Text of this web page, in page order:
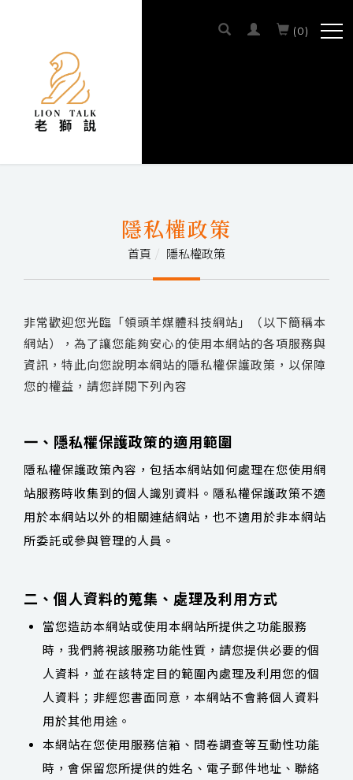
(0)
隱私權政策
首頁 隱私權政策
非常歡迎您光臨「領頭羊媒體科技網站」（以下簡稱本
網站），為了讓您能夠安心的使用本網站的各項服務與
資訊，特此向您說明本網站的隱私權保護政策，以保障
您的權益，請您詳閱下列內容
一、隱私權保護政策的適用範圍
隱私權保護政策內容，包括本網站如何處理在您使用網
站服務時收集到的個人識別資料。隱私權保護政策不適
用於本網站以外的相關連結網站，也不適用於非本網站
所委託或參與管理的人員。
二、個人資料的蒐集、處理及利用方式
當您造訪本網站或使用本網站所提供之功能服務
時，我們將視該服務功能性質，請您提供必要的個
人資料，並在該特定目的範圍內處理及利用您的個
人資料；非經您書面同意，本網站不會將個人資料
用於其他用途。
本網站在您使用服務信箱、問卷調查等互動性功能
時，會保留您所提供的姓名、電子郵件地址、聯絡